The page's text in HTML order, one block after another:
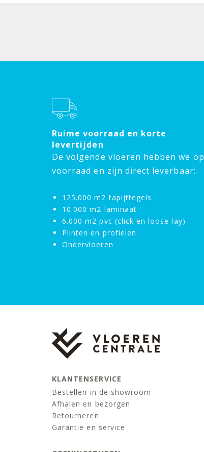
Ruime voorraad en korte
levertijden
De volgende vloeren hebben we op
voorraad en zijn direct leverbaar:
125.000 m2 tapijttegels
10.000 m2 laminaat
6.000 m2 pvc (click en loose lay)
Plinten en profielen
Ondervloeren
KLANTENSERVICE
Bestellen in de showroom
Afhalen en bezorgen
Retourneren
Garantie en service